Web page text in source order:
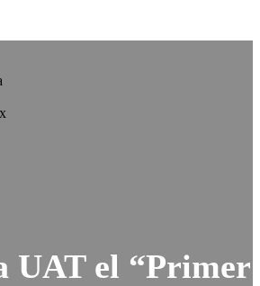
UAT el “Primer